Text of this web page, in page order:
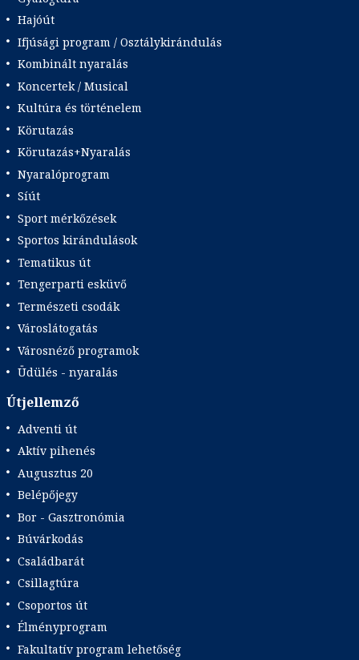
Hajóút
Ifjúsági program / Osztálykirándulás
Kombinált nyaralás
Koncertek / Musical
Kultúra és történelem
Körutazás
Körutazás+Nyaralás
Nyaralóprogram
Síút
Sport mérkőzések
Sportos kirándulások
Tematikus út
Tengerparti esküvő
Természeti csodák
Városlátogatás
Városnéző programok
Üdülés - nyaralás
Útjellemző
Adventi út
Aktív pihenés
Augusztus 20
Belépőjegy
Bor - Gasztronómia
Búvárkodás
Családbarát
Csillagtúra
Csoportos út
Élményprogram
Fakultatív program lehetőség